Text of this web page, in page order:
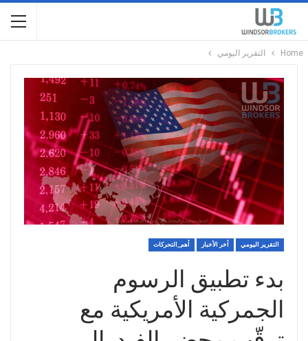
Home التقرير اليومي
التقرير اليومي أخر الأخبار أهم_التحركات
بدء تطبيق الرسوم
الجمركية الأمريكية مع